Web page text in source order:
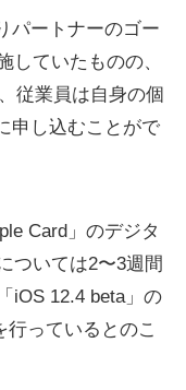
パートナーのゴー
していたものの、
従業員は自身の個
申し込むことがで
Card」のデジタ
ついては2〜3週間
iOS 12.4 beta」の
行っているとのこ